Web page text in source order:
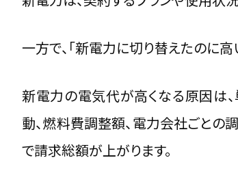
一方で、「新電力に切り替えたのに高
新電力の電気代が高くなる原因は
動、燃料費調整額、電力会社ごとの
で請求総額が上がります。